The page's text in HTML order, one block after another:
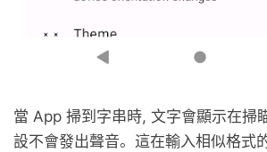
當 App 掃到字串時, 文字會顯示在掃
設不會發出聲音。這在輸入相似格式